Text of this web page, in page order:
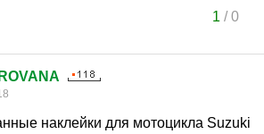
1 /0
наклейки для мотоцикла Suzuki